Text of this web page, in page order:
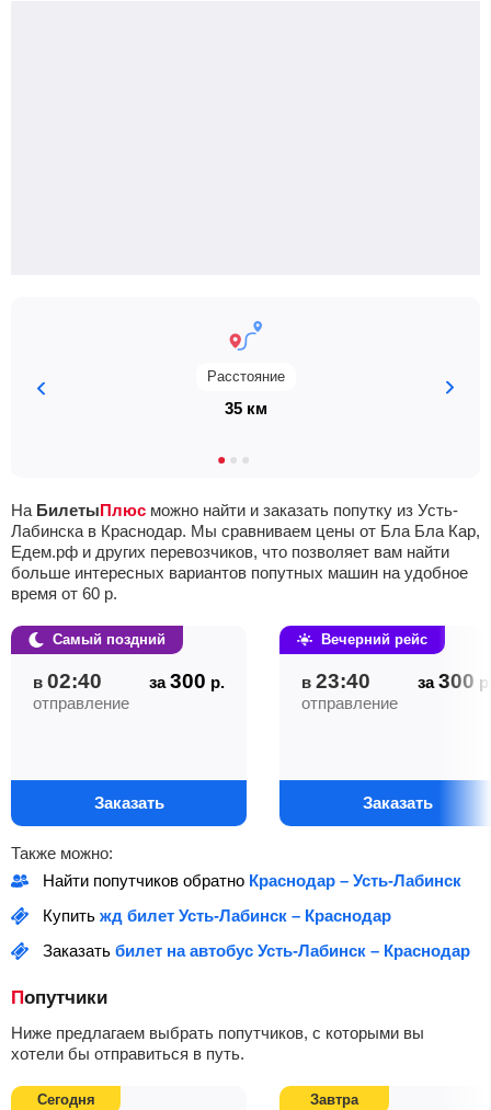
Расстояние
35 км
На БилетыПлюс можно найти и заказать попутку из Усть-
Лабинска в Краснодар. Мы сравниваем цены от Бла Бла Кар,
Едем.рф и других перевозчиков, что позволяет вам найти
больше интересных вариантов попутных машин на удобное
время от 60 р.
в 02:40 за300 р.
отправление
Заказать
Самый поздний
в 23:40 за300
отправление
Заказать
Вечерний рейс
Также можно:
Найти попутчиков обратно Краснодар – Усть-Лабинск
Купить жд билет Усть-Лабинск – Краснодар
Заказать билет на автобус Усть-Лабинск – Краснодар
Попутчики
Ниже предлагаем выбрать попутчиков, с которыми вы
хотели бы отправиться в путь.
Сегодня Завтра